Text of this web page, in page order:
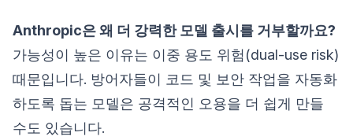
Anthropic은 왜 더 강력한 모델 출시를 거부할까요?
가능성이 높은 이유는 이중 용도 위험(dual-use risk)
때문입니다. 방어자들이 코드 및 보안 작업을 자동화
하도록 돕는 모델은 공격적인 오용을 더 쉽게 만들
수도 있습니다.